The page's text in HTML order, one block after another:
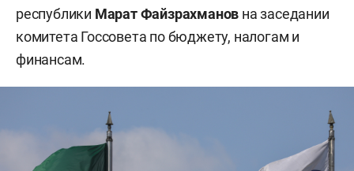
республики Марат Файзрахманов на заседании
комитета Госсовета по бюджету, налогам и
финансам.